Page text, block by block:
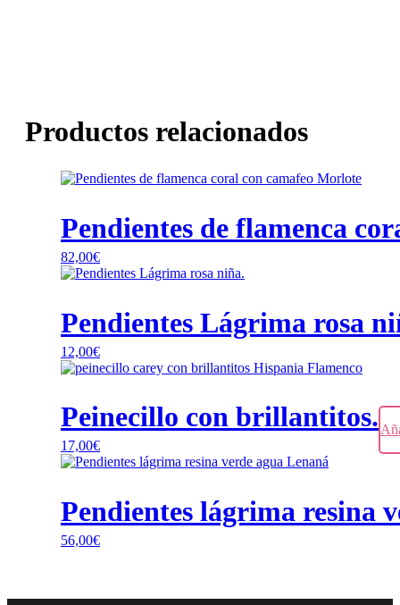
Productos relacionados
Pendientes de flamenca
82,00€
Pendientes Lágrima rosa
12,00€
Peinecillo con brillantitos.
17,00€
Pendientes lágrima resina
56,00€